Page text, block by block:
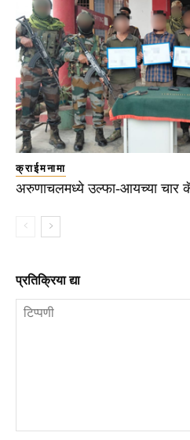
क्राईमनामा
अरुणाचलमध्ये उल्फा-आयच्या चार
प्रतिक्रिया द्या